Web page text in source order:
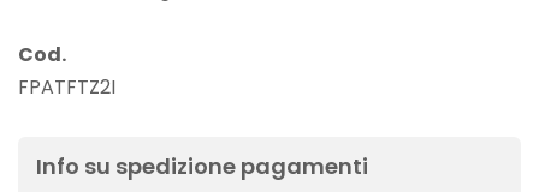
Cod.
FPATFTZ2I
Info su spedizione pagamenti